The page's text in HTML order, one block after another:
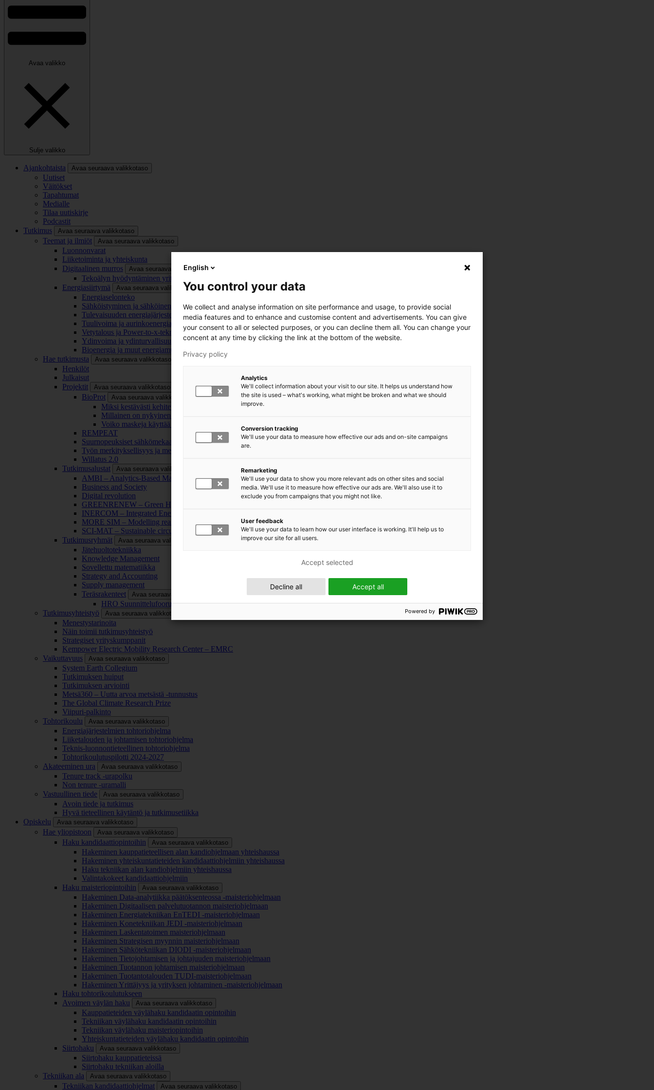
Avaa valikko
Sulje valikko
Ajankohtaista Avaa seuraava valikkotaso
Uutiset
Väitökset
Tapahtumat
Medialle
Tilaa uutiskirje
Podcastit
Tutkimus
Avaa seuraava valikkotaso
Teemat ja ilmiöt Avaa seuraava valikkotaso
Luonnonvarat
Liiketoiminta ja yhteiskunta
Digitaalinen murros
Avaa seuraava valikkotaso
Tekoälyn hyödyntäminen yrityksissä
Energiasiirtymä
Avaa seuraava valikkotaso
Energiaselonteko
Sähköistyminen ja sähköinen liikenne
Tulevaisuuden energiajärjestelmä
Tuulivoima ja aurinkoenergia
Vetytalous ja Power-to-x-teknologia
Ydinvoima ja ydinturvallisuus
Bioenergia ja muut energiamuodot
Hae tutkimusta
Avaa seuraava valikkotaso
Henkilöt
Julkaisut
Projektit
Avaa seuraava valikkotaso
BioProt Avaa seuraava valikkotaso
Miksi kestävästi kehitetty maski on tärkeä?
Millainen on nykyinen ja tulevaisuuden kasvomaski?
Voiko maskeja käyttää uudelleen ja kierrättää?
REMPEAT
Suurnopeuksiset sähkömekaaniset energianmuunnosjärjestelmät
Työn merkityksellisyys ja merkityksettömyys
Willatus 2.0
Tutkimusalustat
Avaa seuraava valikkotaso
AMBI – Analytics-Based Management for Business and Manufacturing Industry
Business and Society
Digital revolution
GREENRENEW – Green Hydrogen and CO2 for Industry Renewal
INERCOM – Integrated Energy Conversion Machinery
MORE SIM – Modelling reality through simulation
SCI-MAT – Sustainable circularity of inorganic materials
Tutkimusryhmät
Avaa seuraava valikkotaso
Jätehuoltotekniikka
Knowledge Management
Sovellettu matematiikka
Strategy and Accounting
Supply management
Teräsrakenteet
Avaa seuraava valikkotaso
HRO Suunnittelufoorumi
Tutkimusyhteistyö
Avaa seuraava valikkotaso
Menestystarinoita
Näin toimii tutkimusyhteistyö
Strategiset yrityskumppanit
Kempower Electric Mobility Research Center – EMRC
Vaikuttavuus
Avaa seuraava valikkotaso
System Earth Collegium
Tutkimuksen huiput
Tutkimuksen arviointi
Metsä360 – Uutta arvoa metsästä -tunnustus
The Global Climate Research Prize
Viipuri-palkinto
Tohtorikoulu
Avaa seuraava valikkotaso
Energiajärjestelmien tohtoriohjelma
Liiketalouden ja johtamisen tohtoriohjelma
Teknis-luonnontieteellinen tohtoriohjelma
Tohtorikoulutuspilotti 2024-2027
Akateeminen ura
Avaa seuraava valikkotaso
Tenure track -urapolku
Non tenure -uramalli
Vastuullinen tiede
Avaa seuraava valikkotaso
Avoin tiede ja tutkimus
Hyvä tieteellinen käytäntö ja tutkimusetiikka
Opiskelu
Avaa seuraava valikkotaso
Hae yliopistoon Avaa seuraava valikkotaso
Haku kandidaattiopintoihin Avaa seuraava valikkotaso
Hakeminen kauppatieteellisen alan kandiohjelmaan yhteishaussa
Hakeminen yhteiskuntatieteiden kandidaattiohjelmiin yhteishaussa
Haku tekniikan alan kandiohjelmiin yhteishaussa
Valintakokeet kandidaattiohjelmiin
Haku maisteriopintoihin
Avaa seuraava valikkotaso
Hakeminen Data-analytiikka päätöksenteossa -maisteriohjelmaan
Hakeminen Digitaalisen palvelutuotannon maisteriohjelmaan
Hakeminen Energiatekniikan EnTEDI -maisteriohjelmaan
Hakeminen Konetekniikan JEDI -maisteriohjelmaan
Hakeminen Laskentatoimen maisteriohjelmaan
Hakeminen Strategisen myynnin maisteriohjelmaan
Hakeminen Sähkötekniikan DIODI -maisteriohjelmaan
Hakeminen Tietojohtamisen ja johtajuuden maisteriohjelmaan
Hakeminen Tuotannon johtamisen maisteriohjelmaan
Hakeminen Tuotantotalouden TUDI-maisteriohjelmaan
Hakeminen Yrittäjyys ja yrityksen johtaminen -maisteriohjelmaan
Haku tohtorikoulutukseen
Avoimen väylän haku
Avaa seuraava valikkotaso
Kauppatieteiden väylähaku kandidaatin opintoihin
Tekniikan väylähaku kandidaatin opintoihin
Tekniikan väylähaku maisteriopintoihin
Yhteiskuntatieteiden väylähaku kandidaatin opintoihin
Siirtohaku
Avaa seuraava valikkotaso
Siirtohaku kauppatieteissä
Siirtohaku tekniikan aloilla
Tekniikan ala
Avaa seuraava valikkotaso
Tekniikan kandidaattiohjelmat Avaa seuraava valikkotaso
English
You control your data
We collect and analyse information on site performance and usage, to provide social
media features and to enhance and customise content and advertisements. You can give
your consent to all or selected purposes, or you can decline them all. You can change your
concent at any time by clicking the link at the bottom of the website.
Privacy policy
Analytics
We'll collect information about your visit to our site. It helps us understand how
the site is used – what's working, what might be broken and what we should
improve.
Conversion tracking
We'll use your data to measure how effective our ads and on-site campaigns
are.
Remarketing
We'll use your data to show you more relevant ads on other sites and social
media. We'll use it to measure how effective our ads are. We'll also use it to
exclude you from campaigns that you might not like.
User feedback
We'll use your data to learn how our user interface is working. It'll help us to
improve our site for all users.
Accept all
Decline all
Accept selected
Powered by